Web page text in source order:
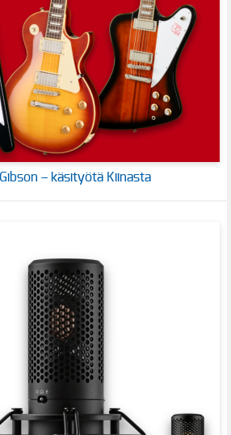
– käsityötä Kiinasta